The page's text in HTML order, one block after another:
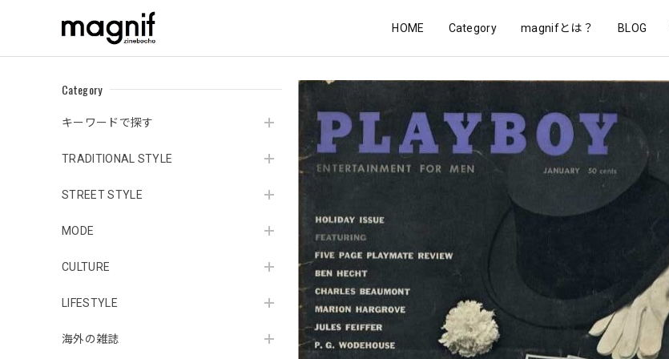
HOME Category magnifとは？ BLOG
Category
キーワードで探す
TRADITIONAL STYLE
STREET STYLE
MODE
CULTURE
LIFESTYLE
海外の雑誌